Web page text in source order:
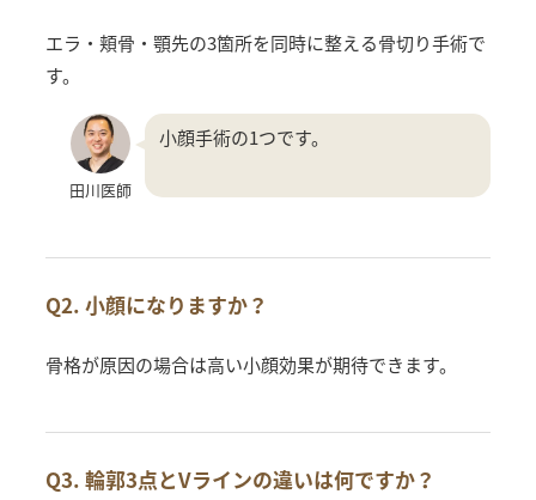
エラ・頬骨・顎先の3箇所を同時に整える骨切り手術で
す。
田川医師
小顔手術の1つです。
Q2. 小顔になりますか？
骨格が原因の場合は高い小顔効果が期待できます。
Q3. 輪郭3点とVラインの違いは何ですか？